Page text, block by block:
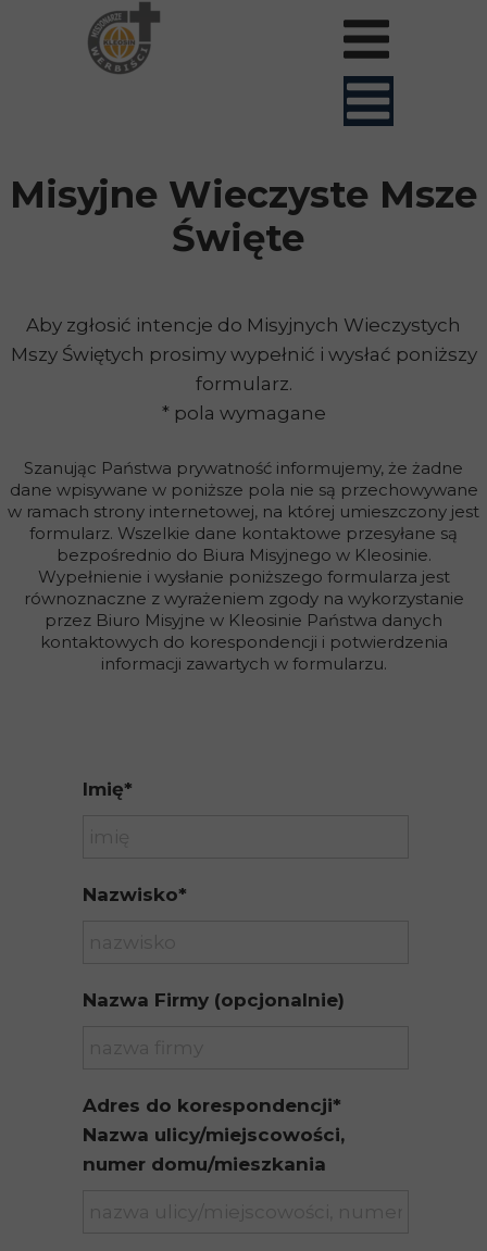
Misyjne Wieczyste Msze
Święte
Aby zgłosić intencje do Misyjnych Wieczystych
Mszy Świętych prosimy wypełnić i wysłać poniższy
formularz.
* pola wymagane
Szanując Państwa prywatność informujemy, że żadne
dane wpisywane w poniższe pola nie są przechowywane
w ramach strony internetowej, na której umieszczony jest
formularz. Wszelkie dane kontaktowe przesyłane są
bezpośrednio do Biura Misyjnego w Kleosinie.
Wypełnienie i wysłanie poniższego formularza jest
równoznaczne z wyrażeniem zgody na wykorzystanie
przez Biuro Misyjne w Kleosinie Państwa danych
kontaktowych do korespondencji i potwierdzenia
informacji zawartych w formularzu.
Imię*
Nazwisko*
Nazwa Firmy (opcjonalnie)
Adres do korespondencji*
Nazwa ulicy/miejscowości,
numer domu/mieszkania